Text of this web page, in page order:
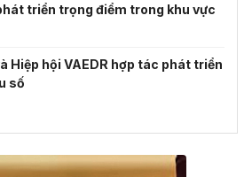
triển trọng điểm trong khu vực
Hiệp hội VAEDR hợp tác phát triển
số